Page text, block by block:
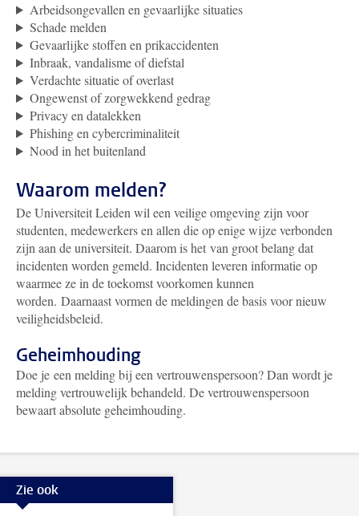
Arbeidsongevallen en gevaarlijke situaties
Schade melden
Gevaarlijke stoffen en prikaccidenten
Inbraak, vandalisme of diefstal
Verdachte situatie of overlast
Ongewenst of zorgwekkend gedrag
Privacy en datalekken
Phishing en cybercriminaliteit
Nood in het buitenland
Waarom melden?
De Universiteit Leiden wil een veilige omgeving zijn voor
studenten, medewerkers en allen die op enige wijze verbonden
zijn aan de universiteit. Daarom is het van groot belang dat
incidenten worden gemeld. Incidenten leveren informatie op
waarmee ze in de toekomst voorkomen kunnen
worden. Daarnaast vormen de meldingen de basis voor nieuw
veiligheidsbeleid.
Geheimhouding
Doe je een melding bij een vertrouwenspersoon? Dan wordt je
melding vertrouwelijk behandeld. De vertrouwenspersoon
bewaart absolute geheimhouding.
Zie ook